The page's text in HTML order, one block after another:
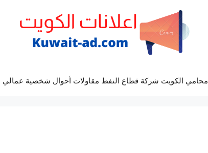
محامي الكويت شركة قطاع النفط مقاولات أحوال شخصية عمالي